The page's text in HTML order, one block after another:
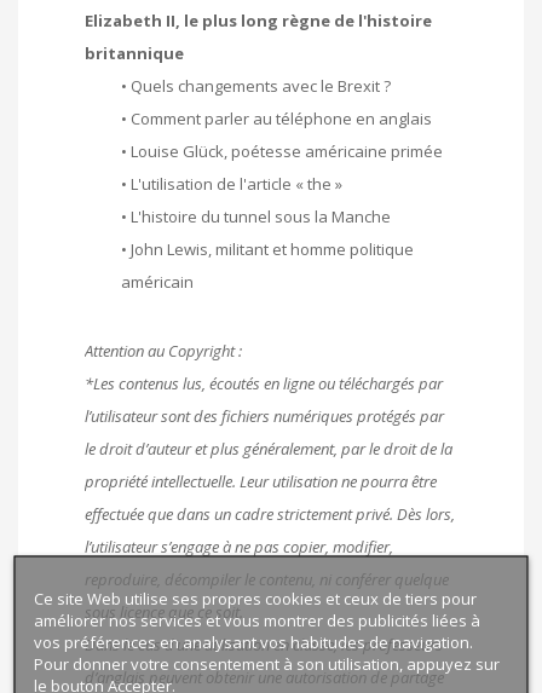
Elizabeth II, le plus long règne de l'histoire
britannique
• Quels changements avec le Brexit ?
• Comment parler au téléphone en anglais
• Louise Glück, poétesse américaine primée
• L'utilisation de l'article « the »
• L'histoire du tunnel sous la Manche
• John Lewis, militant et homme politique
américain
Attention au Copyright :
*Les contenus lus, écoutés en ligne ou téléchargés par
l’utilisateur sont des fichiers numériques protégés par
le droit d’auteur et plus généralement, par le droit de la
propriété intellectuelle. Leur utilisation ne pourra être
effectuée que dans un cadre strictement privé. Dès lors,
l’utilisateur s’engage à ne pas copier, modifier,
reproduire, décompiler le contenu, ni conférer quelque
sous licence que ce soit.
Dans le cas d’une utilisation en classe, les professeurs
d’anglais peuvent obtenir une autorisation de partage
Ce site Web utilise ses propres cookies et ceux de tiers pour
améliorer nos services et vous montrer des publicités liées à
vos préférences en analysant vos habitudes de navigation.
Pour donner votre consentement à son utilisation, appuyez sur
le bouton Accepter.